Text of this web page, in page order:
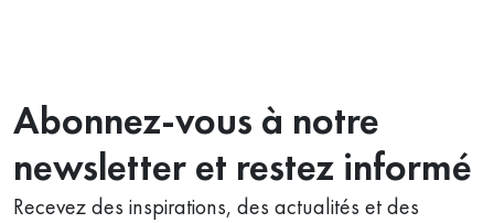
Abonnez-vous à notre
newsletter et restez informé
Recevez des inspirations, des actualités et des